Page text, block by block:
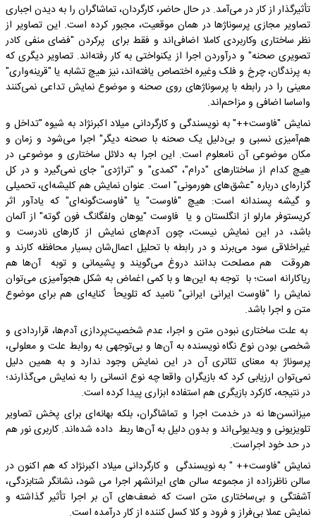
تأثیرگذار از کار در می‌آمد. در حال حاضر، کارگردان، تماشاگران را به دیدن اجباری
تصاویر مجازی پرسوناژها در همان موقعیت، مجبور کرده است. این تصاویر از
نظر ساختاری وکاربردی کاملا اضافی‌اند و فقط برای پرکردن "فضای منفی کادر
تصویری صحنه" و درآوردن اجرا از یکنواختی به کار رفته‌اند. تصاویر دیگری که
به پرندگان، چرخ و فلک وغیره اختصاص یافته‌اند، نیز هیچ تشابه یا "قرینه‌واری"
معینی را در رابطه با پرسوناژهای روی صحنه و موضوع نمایش تداعی نمی‌کنند
واساسا اضافی و مزاحم‌اند.
نمایش "فاوست++" به نویسندگی و کارگردانی میلاد اکبرنژاد به شیوه "تداخل و
هم‌آمیزی نسبی و بی‌دلیل یک صحنه با صحنه دیگر" اجرا می‌شود و زمان و
مکان موضوعی آن نامعلوم است. این اجرا به دلائل ساختاری و موضوعی در
هیچ کدام از ساختار‌های "درام"، "کمدی" و "تراژدی" جای نمی‌گیرد و در کل
گزاره‌ای درباره "عشق‌های هورمونی" است. عنوان نمایش هم کلیشه‌ای، تحمیلی
و گیشه پسندانه است: هیچ "فاوست" یا "فاوست‌گونه‌ای" که یادآور اثر
کریستوفر مارلو از انگلستان و یا فاوست "یوهان ولفگانگ فون گوته" از آلمان
باشد، در این نمایش نیست، چون آدم‌های نمایش از کارهای نادرست و
غیراخلاقی سود می‌برند و در رابطه با تحلیل اعمال‌شان بسیار محافظه کارند و
هروقت هم مصلحت بدانند دروغ می‌گویند و پشیمانی و توبه آن‌ها هم
ریاکارانه است؛ با توجه به این‌ها و با کمی اغماض به شکل هجوآمیزی می‌توان
نمایش را "فاوست ایرانی ایرانی" نامید که تلویحأ کنایه‌ای هم برای موضوع
متن و اجرا باشد.
به علت ساختاری نبودن متن و اجرا، عدم شخصیت‌پردازی آدم‌ها، قراردادی و
شخصی بودن نوع نگاه نویسنده به آن‌ها و بی‌توجهی به روابط علت و معلولی،
پرسوناژ به معنای تئاتری آن در این نمایش وجود ندارد و به همین دلیل
نمی‌توان ارزیابی کرد که بازیگران واقعا چه نوع انسانی را به نمایش می‌گذارند؛
در نتیجه، کارکرد بازیگری هم استفاده ابزاری پیدا کرده است.
میزانسن‌ها نه در خدمت اجرا و تماشاگران، بلکه بهانه‌ای برای پخش تصاویر
تلویزیونی و ویدیوئی‌اند و بدون دلیل به آن‌ها ربط داده شده‌اند. کاربری نور هم
در حد خود اجراست.
نمایش "فاوست++ " به نویسندگی و کارگردانی میلاد اکبرنژاد که هم اکنون در
سالن ناظرزاده از مجموعه سالن های ایرانشهر اجرا می شود، نشانگر شتابزدگی،
آشفتگی و بی‌ساختاری متن است که ضعف‌های آن بر اجرا تأثیر گذاشته و
نمایش عملا بی‌فراز و فرود و کلا کسل کننده از کار درآمده است.